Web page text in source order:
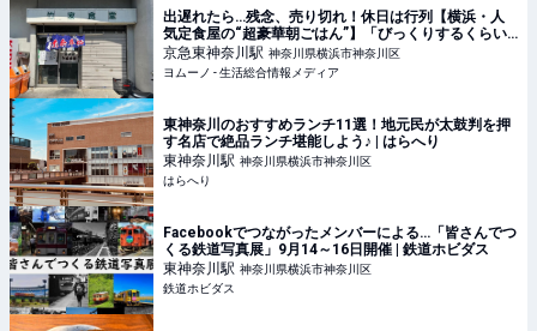
出遅れたら…残念、売り切れ！休日は行列【横浜・人
気定食屋の“超豪華朝ごはん”】「びっくりするくらい
厚切り」「あぁ、贅沢…」 | ヨムーノ
京急東神奈川駅 神奈川県横浜市神奈川区
ヨムーノ - 生活総合情報メディア
東神奈川のおすすめランチ11選！地元民が太鼓判を押
す名店で絶品ランチ堪能しよう♪ | はらへり
東神奈川駅 神奈川県横浜市神奈川区
はらへり
Facebookでつながったメンバーによる…「皆さんでつ
くる鉄道写真展」9月14～16日開催 | 鉄道ホビダス
東神奈川駅 神奈川県横浜市神奈川区
鉄道ホビダス